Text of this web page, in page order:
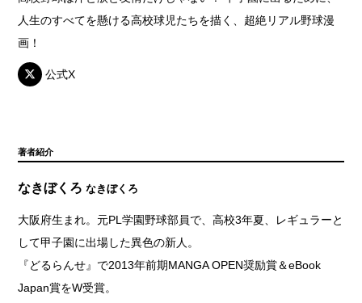
人生のすべてを懸ける高校球児たちを描く、超絶リアル野球漫
画！
公式X
著者紹介
なきぼくろなきぼくろ
大阪府生まれ。元PL学園野球部員で、高校3年夏、レギュラーと
して甲子園に出場した異色の新人。
『どるらんせ』で2013年前期MANGA OPEN奨励賞＆eBook
Japan賞をW受賞。